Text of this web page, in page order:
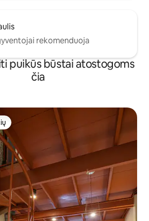
rekomenduoja
puikūs būstai atostogoms
čia